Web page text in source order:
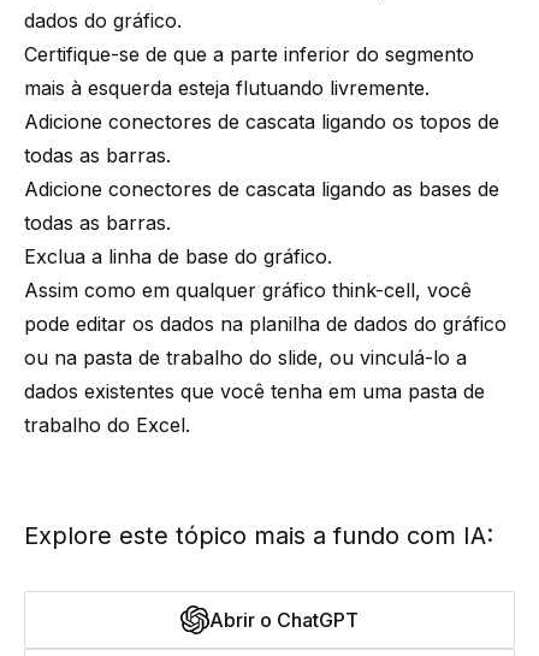
dados do gráfico.
Certifique-se de que a parte inferior do segmento
mais à esquerda esteja flutuando livremente.
Adicione conectores de cascata ligando os topos de
todas as barras.
Adicione conectores de cascata ligando as bases de
todas as barras.
Exclua a linha de base do gráfico.
Assim como em qualquer gráfico think-cell, você
pode editar os dados na planilha de dados do gráfico
ou na pasta de trabalho do slide, ou vinculá-lo a
dados existentes que você tenha em uma pasta de
trabalho do Excel.
Explore este tópico mais a fundo com IA:
Abrir o ChatGPT